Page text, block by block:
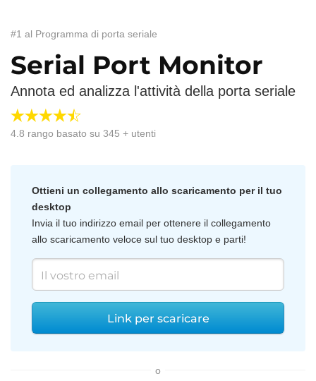
#1 al Programma di porta seriale
Serial Port Monitor
Annota ed analizza l'attività della porta seriale
4.8 rango basato su 345 + utenti
Ottieni un collegamento allo scaricamento per il tuo
desktop
Invia il tuo indirizzo email per ottenere il collegamento
allo scaricamento veloce sul tuo desktop e parti!
Link per scaricare
o